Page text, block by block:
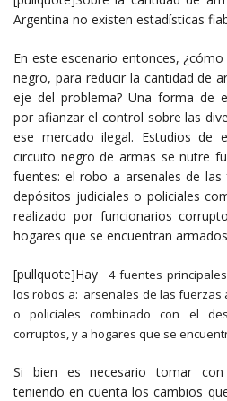
Argentina no existen estadísticas
En este escenario entonces,
negro, para reducir la cantidad de
eje del problema? Una forma de
por afianzar el control sobre las
ese mercado ilegal. Estudios de
circuito negro de armas se nutre
fuentes: el robo a arsenales de
depósitos judiciales o policiales
realizado por funcionarios
hogares que se encuentran
[pullquote]Hay 4 fuentes
los robos a: arsenales de las fuerzas
o policiales combinado con el
corruptos, y a hogares que se
Si bien es necesario tomar con
teniendo en cuenta los cambios